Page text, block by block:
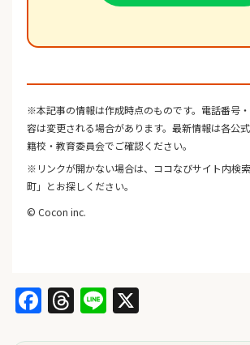
※本記事の情報は作成時点のものです。電話番号
容は変更される場合があります。最新情報は各公
籍校・教育委員会でご確認ください。
※リンクが開かない場合は、ココなびサイト内検
町」とお探しください。
© Cocon inc.
Facebook
Threads
Line